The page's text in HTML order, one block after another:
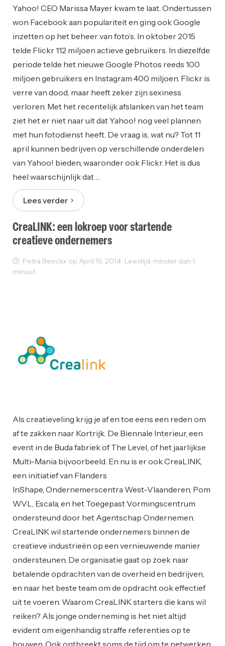
Yahoo! CEO Marissa Mayer kwam te laat. Ondertussen
won Facebook aan populariteit en ging ook Google
inzetten op het beheer van foto’s. In oktober 2015
telde Flickr 112 miljoen actieve gebruikers. In diezelfde
periode telde het nieuwe Google Photos reeds 100
miljoen gebruikers en Instagram 400 miljoen. Flickr is
verre van dood, maar heeft zeker zijn sexiness
verloren. Met het recentelijk afslanken van het team
ziet het er niet naar uit dat Yahoo! nog veel plannen
met hun fotodienst heeft. De vraag is, wat nu? Tot 11
april kunnen bedrijven op verschillende onderdelen
van Yahoo! bieden, waaronder ook Flickr. Het is dus
heel waarschijnlijk dat …
Lees verder
CreaLINK: een lokroep voor startende
creatieve ondernemers
Petra Beeckx op April 16, 2014 · Leestijd: minder dan 1
minuut
Als creatieveling krijg je af en toe eens een reden om
af te zakken naar Kortrijk. De Biennale Interieur, een
event in de Buda fabriek of The Level, of het jaarlijkse
Multi-Mania bijvoorbeeld. En nu is er ook CreaLINK,
een initiatief van Flanders
InShape, Ondernemerscentra West-Vlaanderen, Pom
WVL, Escala, en het Toegepast Vormingscentrum
ondersteund door het Agentschap Ondernemen.
CreaLINK wil startende ondernemers binnen de
creatieve industrieën op een vernieuwende manier
ondersteunen. De organisatie gaat op zoek naar
betalende opdrachten van de overheid en bedrijven,
en naar het beste team om de opdracht ook effectief
uit te voeren. Waarom CreaLINK starters die kans wil
reiken? Als jonge onderneming is het niet altijd
evident om eigenhandig straffe referenties op te